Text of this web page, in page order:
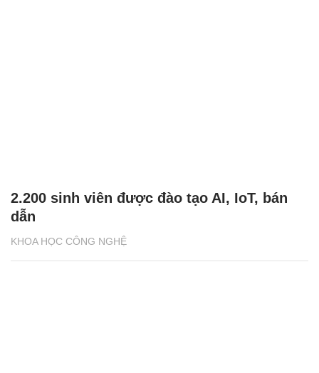
KHOA HỌC CÔNG NGHỆ
2.200 sinh viên được đào tạo AI, IoT, bán
dẫn